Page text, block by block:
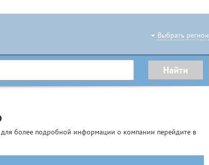
Выбрать регион
для более подробной информации о компании перейдите в